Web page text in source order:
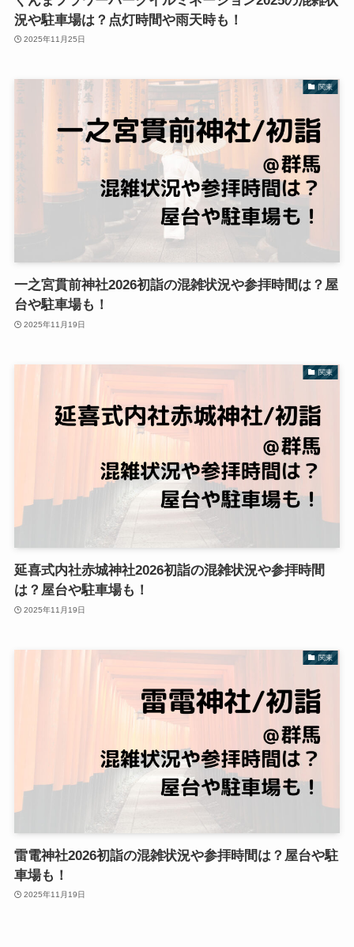
況や駐車場は？点灯時間や雨天時も！
2025年11月25日
関東
一之宮貫前神社2026初詣の混雑状況や参拝時間は？屋
台や駐車場も！
2025年11月19日
関東
延喜式内社赤城神社2026初詣の混雑状況や参拝時間
は？屋台や駐車場も！
2025年11月19日
関東
雷電神社2026初詣の混雑状況や参拝時間は？屋台や駐
車場も！
2025年11月19日